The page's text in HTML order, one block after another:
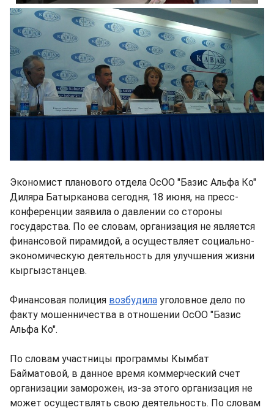
Экономист планового отдела ОсОО "Базис Альфа Ко"
Диляра Батырканова сегодня, 18 июня, на пресс-
конференции заявила о давлении со стороны
государства. По ее словам, организация не является
финансовой пирамидой, а осуществляет социально-
экономическую деятельность для улучшения жизни
кыргызстанцев.
Финансовая полиция возбудила уголовное дело по
факту мошенничества в отношении ОсОО "Базис
Альфа Ко".
По словам участницы программы Кымбат
Байматовой, в данное время коммерческий счет
организации заморожен, из-за этого организация не
может осуществлять свою деятельность. По словам